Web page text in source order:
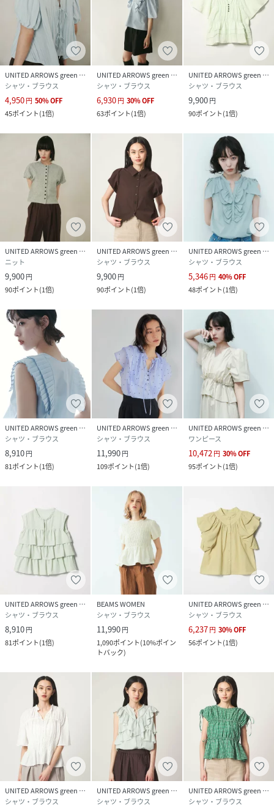
UNITED ARROWS green label relaxing
シャツ・ブラウス
4,950円 50%OFF
45ポイント(1倍)
UNITED ARROWS green label relaxing
シャツ・ブラウス
6,930円 30%OFF
63ポイント(1倍)
UNITED ARROWS green label relaxing
シャツ・ブラウス
9,900円
90ポイント(1倍)
UNITED ARROWS green label relaxing
ニット
9,900円
90ポイント(1倍)
UNITED ARROWS green label relaxing
シャツ・ブラウス
9,900円
90ポイント(1倍)
UNITED ARROWS green label relaxing
シャツ・ブラウス
5,346円 40%OFF
48ポイント(1倍)
UNITED ARROWS green label relaxing
シャツ・ブラウス
8,910円
81ポイント(1倍)
UNITED ARROWS green label relaxing
シャツ・ブラウス
11,990円
109ポイント(1倍)
UNITED ARROWS green label relaxing
ワンピース
10,472円 30%OFF
95ポイント(1倍)
UNITED ARROWS green label relaxing
シャツ・ブラウス
8,910円
81ポイント(1倍)
BEAMS WOMEN
シャツ・ブラウス
11,990円
1,090ポイント(10%ポイン
トバック)
UNITED ARROWS green label relaxing
シャツ・ブラウス
6,237円 30%OFF
56ポイント(1倍)
UNITED ARROWS green label relaxing
シャツ・ブラウス
UNITED ARROWS green label relaxing
シャツ・ブラウス
UNITED ARROWS green label relaxing
シャツ・ブラウス